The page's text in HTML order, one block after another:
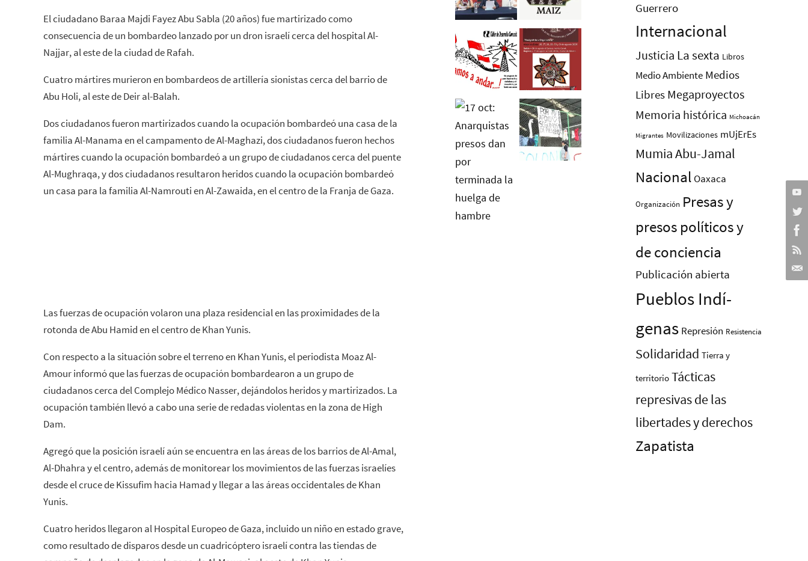
El ciudadano Baraa Majdi Fayez Abu Sabla (20 años) fue martirizado como
consecuencia de un bombardeo lanzado por un dron israelí cerca del hospital Al-
Najjar, al este de la ciudad de Rafah.
Cuatro mártires murieron en bombardeos de artillería sionistas cerca del barrio de
Abu Holi, al este de Deir al-Balah.
Dos ciudadanos fueron martirizados cuando la ocupación bombardeó una casa de la
familia Al-Manama en el campamento de Al-Maghazi, dos ciudadanos fueron hechos
mártires cuando la ocupación bombardeó a un grupo de ciudadanos cerca del puente
Al-Mughraqa, y dos ciudadanos resultaron heridos cuando la ocupación bombardeó
un casa para la familia Al-Namrouti en Al-Zawaida, en el centro de la Franja de Gaza.
Las fuerzas de ocupación volaron una plaza residencial en las proximidades de la
rotonda de Abu Hamid en el centro de Khan Yunis.
Con respecto a la situación sobre el terreno en Khan Yunis, el periodista Moaz Al-
Amour informó que las fuerzas de ocupación bombardearon a un grupo de
ciudadanos cerca del Complejo Médico Nasser, dejándolos heridos y martirizados. La
ocupación también llevó a cabo una serie de redadas violentas en la zona de High
Dam.
Agregó que la posición israelí aún se encuentra en las áreas de los barrios de Al-Amal,
Al-Dhahra y el centro, además de monitorear los movimientos de las fuerzas israelíes
desde el cruce de Kissufim hacia Hamad y llegar a las áreas occidentales de Khan
Yunis.
Cuatro heridos llegaron al Hospital Europeo de Gaza, incluido un niño en estado grave,
como resultado de disparos desde un cuadricóptero israelí contra las tiendas de
Guerrero
Internacional
Justicia La sexta Libros
Medio Ambiente Medios
Libres Megaproyectos
Memoria histórica Michoacán
Migrantes Movilizaciones mUjErEs
Mumia Abu-Jamal
Nacional Oaxaca
Organización Presas y
presos polí­ticos y
de conciencia
Publicación abierta
Pueblos Indí­
genas Represión Resistencia
Solidaridad Tierra y
territorio Tácticas
represivas de las
libertades y derechos
Zapatista